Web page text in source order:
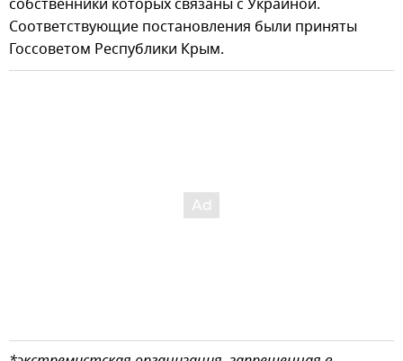
Соответствующие постановления были приняты
Госсоветом Республики Крым.